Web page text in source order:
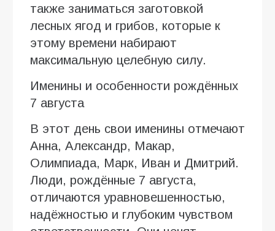
также заниматься заготовкой
лесных ягод и грибов, которые к
этому времени набирают
максимальную целебную силу.
Именины и особенности рождённых
7 августа
В этот день свои именины отмечают
Анна, Александр, Макар,
Олимпиада, Марк, Иван и Дмитрий.
Люди, рождённые 7 августа,
отличаются уравновешенностью,
надёжностью и глубоким чувством